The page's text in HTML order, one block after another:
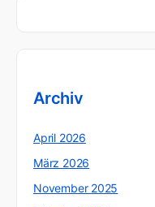
Archiv
April 2026
März 2026
November 2025